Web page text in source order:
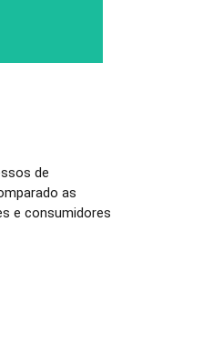
de
as
e consumidores